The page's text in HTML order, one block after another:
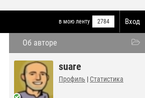
Вход
в мою ленту 2784
Об авторе
suare
Профиль | Статистика